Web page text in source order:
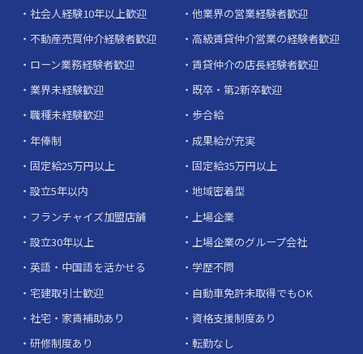
社会人経験10年以上歓迎
他業界の営業経験者歓迎
不動産売買仲介経験者歓迎
高級賃貸仲介営業の経験者歓迎
ローン業務経験者歓迎
賃貸仲介の店長経験者歓迎
業界未経験歓迎
既卒・第2新卒歓迎
職種未経験歓迎
歩合給
年俸制
成果給が充実
固定給25万円以上
固定給35万円以上
設立5年以内
地域密着型
フランチャイズ加盟店舗
上場企業
設立30年以上
上場企業のグループ会社
英語・中国語を活かせる
学歴不問
宅建取引士歓迎
自動車免許未取得でもOK
社宅・家賃補助あり
資格支援制度あり
研修制度あり
転勤なし